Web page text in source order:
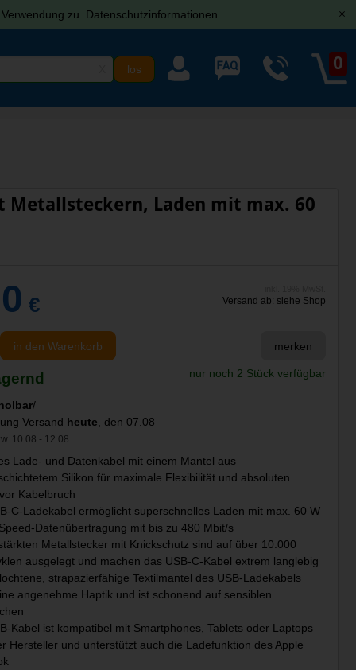
zu. Datenschutzinformationen [x]
0
Metallsteckern, Laden mit max. 60
€ Versand ab: siehe Shop
in den Warenkorb merken
nur noch 2 Stück verfügbar
/
Versand heute , den 07.08
10.08 - 12.08
Lade- und Datenkabel mit einem Mantel aus
Silikon für maximale Flexibilität und absoluten
Kabelbruch
C-Ladekabel ermöglicht superschnelles Laden mit max. 60 W
Datenübertragung mit bis zu 480 Mbit/s
Metallstecker mit Knickschutz sind auf über 10.000
ausgelegt und machen das USB-C-Kabel extrem langlebig
strapazierfähige Textilmantel des USB-Ladekabels
angenehme Haptik und ist schonend auf sensiblen
Kabel ist kompatibel mit Smartphones, Tablets oder Laptops
Hersteller und unterstützt auch die Ladefunktion des Apple